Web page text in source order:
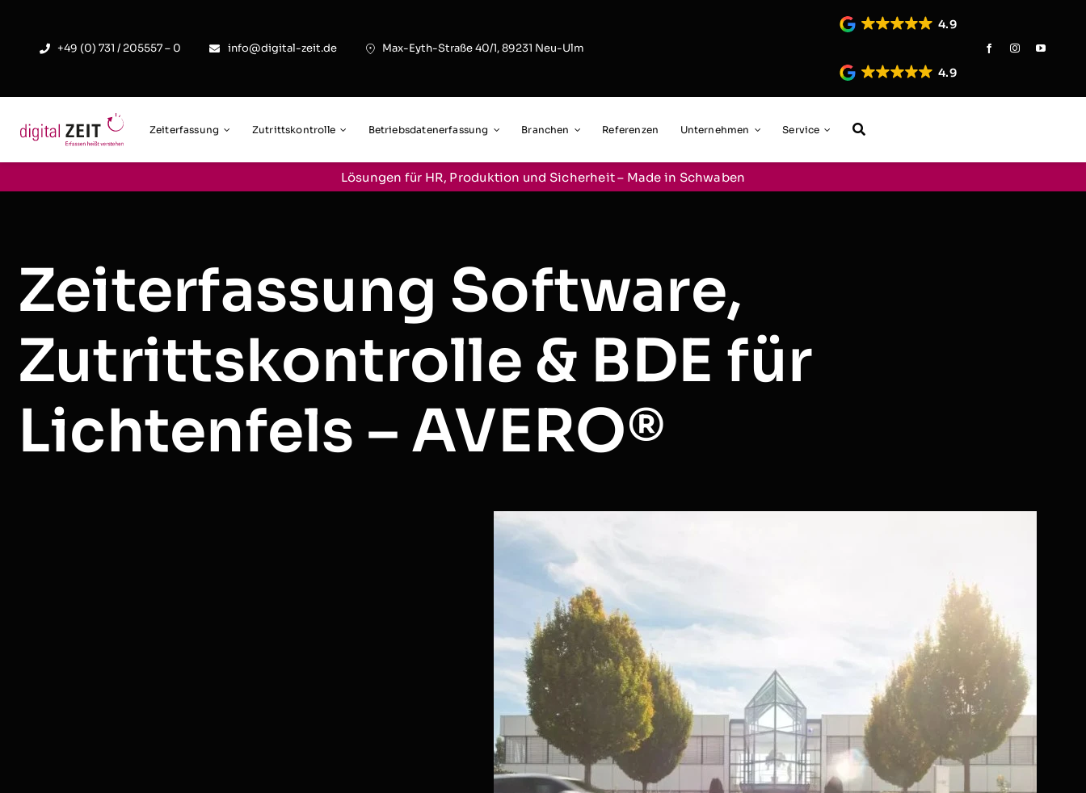
content
+49 (0) 731 / 205557 – 0 info@digital-zeit.de Max-Eyth-Straße 40/1, 89231 Neu-Ulm
4.9
4.9
Zeiterfassung Zutrittskontrolle Betriebsdatenerfassung Branchen Referenzen Unternehmen Service
Lösungen für HR, Produktion und Sicherheit – Made in Schwaben
Zeiterfassung Software,
Zutrittskontrolle & BDE für
Lichtenfels – AVERO®